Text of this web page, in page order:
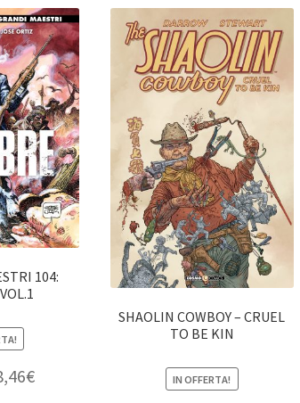
104:
€
SHAOLIN COWBOY – CRUEL
TO BE KIN
IN OFFERTA!